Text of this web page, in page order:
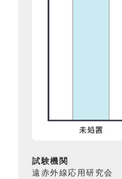
試験機関
遠赤外線応用研究会